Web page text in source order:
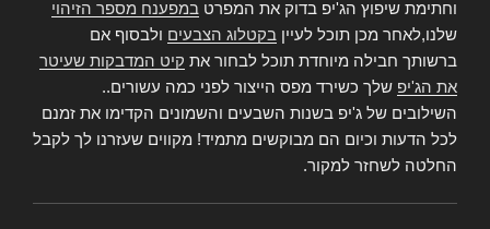
וחתימת שיפוץ הג'יפ בדוק את המפרט במפענח מספר הזיהוי
שלנו,לאחר מכן תוכל לעיין בקטלוג הצבעים ולבסוף אם
ברשותך חבילה מיוחדת תוכל לבחור את קיט המדבקות שעיטר
את הג'יפ שלך כשירד מפס הייצור לפני כמה עשורים..
השילובים של ג'יפ בשנות השבעים והשמונים הקדימו את זמנם
לכל הדעות וכיום הם מבוקשים מתמיד! מקווים שעזרנו לך לקבל
החלטה לשחזר למקור.